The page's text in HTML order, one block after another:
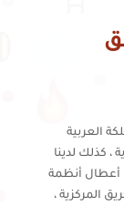
العربية
كذلك لدينا
أعطال أنظمة
المركزية ،